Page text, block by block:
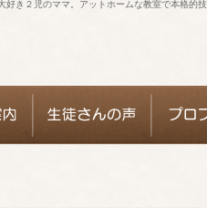
好き２児のママ。アットホームな教室で本格的技